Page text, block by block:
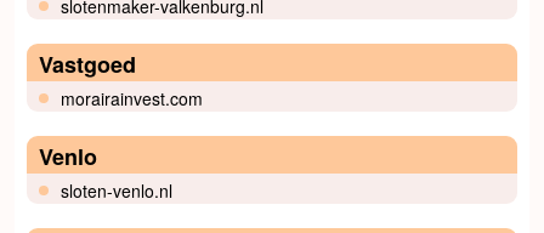
slotenmaker-valkenburg.nl
Vastgoed
morairainvest.com
Venlo
sloten-venlo.nl